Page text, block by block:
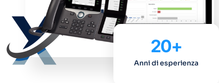
Anni di esperienza
20+